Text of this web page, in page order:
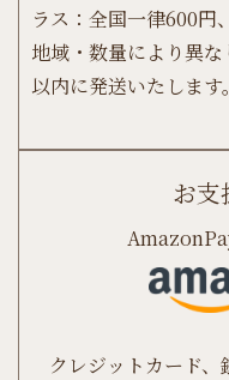
ラス：全国一律600円
地域・数量により異
以内に発送いたします。
お支
クレジットカード、